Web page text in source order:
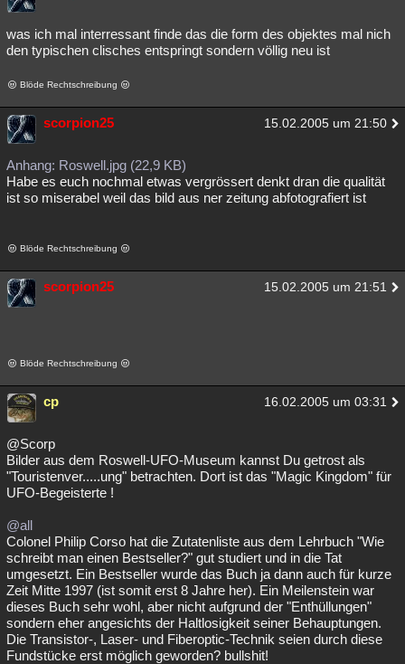
was ich mal interressant finde das die form des objektes mal nich
den typischen clisches entspringt sondern völlig neu ist
Blöde Rechtschreibung
scorpion25 15.02.2005 um 21:50
Anhang: Roswell.jpg (22,9 KB)
Habe es euch nochmal etwas vergrössert denkt dran die qualität
ist so miserabel weil das bild aus ner zeitung abfotografiert ist
Blöde Rechtschreibung
scorpion25 15.02.2005 um 21:51
Blöde Rechtschreibung
cp 16.02.2005 um 03:31
@Scorp
Bilder aus dem Roswell-UFO-Museum kannst Du getrost als
"Touristenver.....ung" betrachten. Dort ist das "Magic Kingdom" für
UFO-Begeisterte !
@all
Colonel Philip Corso hat die Zutatenliste aus dem Lehrbuch "Wie
schreibt man einen Bestseller?" gut studiert und in die Tat
umgesetzt. Ein Bestseller wurde das Buch ja dann auch für kurze
Zeit Mitte 1997 (ist somit erst 8 Jahre her). Ein Meilenstein war
dieses Buch sehr wohl, aber nicht aufgrund der "Enthüllungen"
sondern eher angesichts der Haltlosigkeit seiner Behauptungen.
Die Transistor-, Laser- und Fiberoptic-Technik seien durch diese
Fundstücke erst möglich geworden? bullshit!